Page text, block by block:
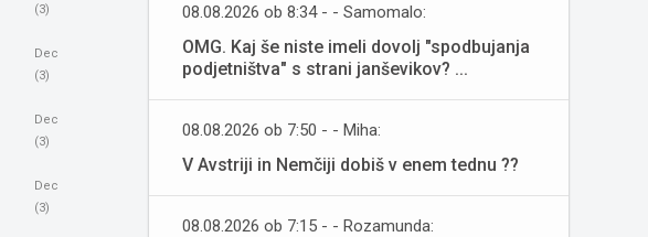
(3)
Dec
(3)
Dec
(3)
Dec
(3)
08.08.2026 ob 8:34 - - Samomalo:
OMG. Kaj še niste imeli dovolj "spodbujanja
podjetništva" s strani janševikov? ...
08.08.2026 ob 7:50 - - Miha:
V Avstriji in Nemčiji dobiš v enem tednu ??
08.08.2026 ob 7:15 - - Rozamunda: